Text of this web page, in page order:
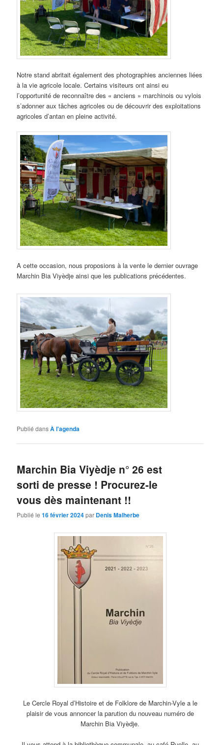
Notre stand abritait également des photographies anciennes liées
à la vie agricole locale. Certains visiteurs ont ainsi eu
l’opportunité de reconnaître des « anciens » marchinois ou vylois
s’adonner aux tâches agricoles ou de découvrir des exploitations
agricoles d’antan en pleine activité.
A cette occasion, nous proposions à la vente le dernier ouvrage
Marchin Bia Viyèdje ainsi que les publications précédentes.
Publié dansÀ l'agenda
Marchin Bia Viyèdje n° 26 est
sorti de presse ! Procurez-le
vous dès maintenant !!
Publié le16 février 2024par Denis Malherbe
Le Cercle Royal d’Histoire et de Folklore de Marchin-Vyle a le
plaisir de vous annoncer la parution du nouveau numéro de
Marchin Bia Viyèdje.